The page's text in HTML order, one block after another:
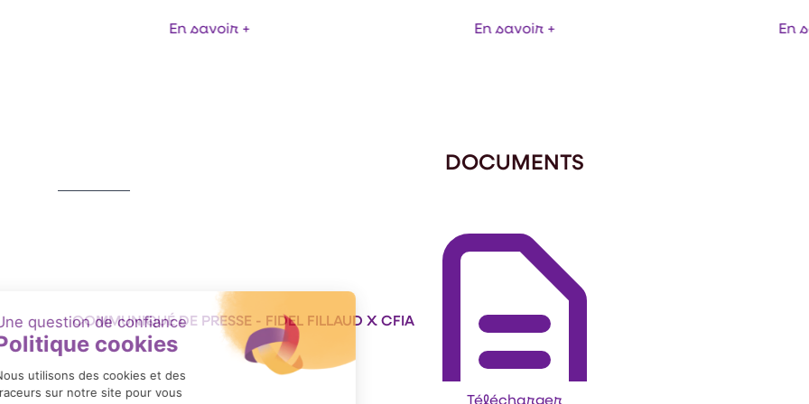
En savoir + En savoir + En
DOCUMENTS
COMMUNIQUÉ DE PRESSE - FIDEL FILLAUD X CFIA
Format : PDF (53 Ko)
Télécharger